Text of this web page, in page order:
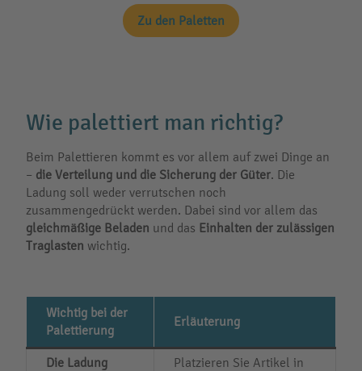
Zu den Paletten
Wie palettiert man richtig?
Beim Palettieren kommt es vor allem auf zwei Dinge an
– die Verteilung und die Sicherung der Güter. Die
Ladung soll weder verrutschen noch
zusammengedrückt werden. Dabei sind vor allem das
gleichmäßige Beladen und das Einhalten der zulässigen
Traglasten wichtig.
Wichtig bei der
Palettierung
Erläuterung
Die Ladung
Platzieren Sie Artikel in